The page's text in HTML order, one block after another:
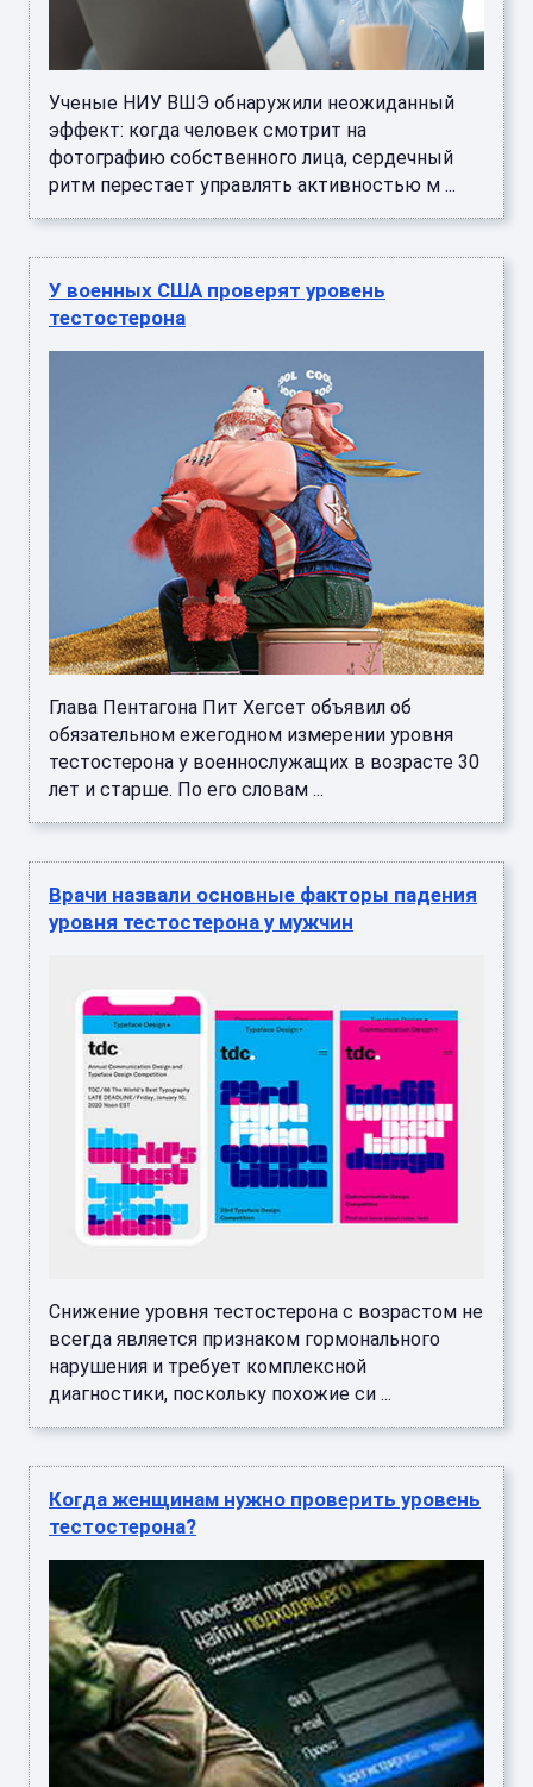
Ученые НИУ ВШЭ обнаружили неожиданный
эффект: когда человек смотрит на
фотографию собственного лица, сердечный
ритм перестает управлять активностью м ...
У военных США проверят уровень
тестостерона
Глава Пентагона Пит Хегсет объявил об
обязательном ежегодном измерении уровня
тестостерона у военнослужащих в возрасте 30
лет и старше. По его словам ...
Врачи назвали основные факторы падения
уровня тестостерона у мужчин
Снижение уровня тестостерона с возрастом не
всегда является признаком гормонального
нарушения и требует комплексной
диагностики, поскольку похожие си ...
Когда женщинам нужно проверить уровень
тестостерона?